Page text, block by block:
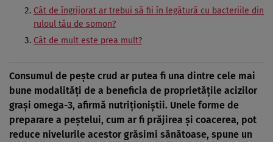
Cât de îngrijorat ar trebui să fii în legătură cu bacteriile din
ruloul tău de somon?
Cât de mult este prea mult?
Consumul de peşte crud ar putea fi una dintre cele mai
bune modalităţi de a beneficia de proprietăţile acizilor
graşi omega-3, afirmă nutriţioniştii. Unele forme de
preparare a peştelui, cum ar fi prăjirea şi coacerea, pot
reduce nivelurile acestor grăsimi sănătoase, spune un